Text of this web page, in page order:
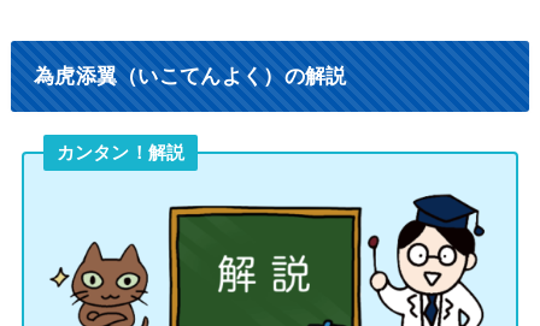
為虎添翼（いこてんよく）の解説
カンタン！解説